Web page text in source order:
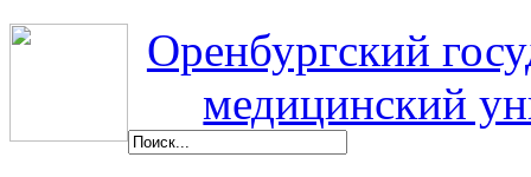
Оренбургский
медицинский